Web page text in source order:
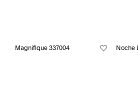
Magnifique 337004 Noche